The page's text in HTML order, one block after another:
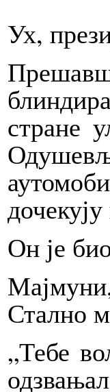
Ух,
стране
Он је
Стално
„Тебе